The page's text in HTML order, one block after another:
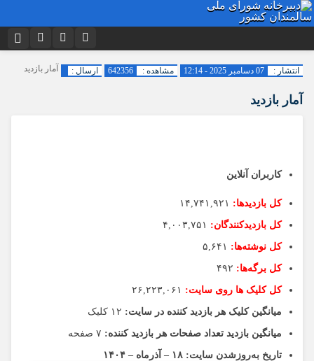
اینستاگرام تلگرام
توییتر
مرا به خاطر بسپار
آمار بازدید انتشار : 07 دسامبر 2025 - 12:14 مشاهده : 642356 ارسال :
آمار بازدید
کاربران آنلاین
کل بازدیدها:
کل بازدیدکنند‌گان: ۴,۰۰۳,۷۵۱
کل نوشته‌ها: ۵,۶۴۱
کل برگه‌ها: ۴۹۲
کل کلیک ها روی سایت:
میانگین کلیک هر بازدید کننده در سایت:
میانگین بازدید تعداد صفحات هر بازدید کننده:
تاریخ به‌روزشدن سایت: ۱۸ – آذرماه – ۱۴۰۴